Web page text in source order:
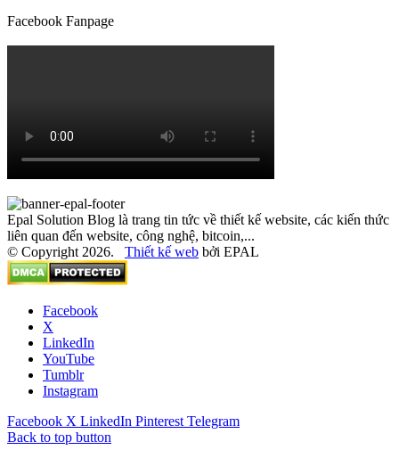
Facebook Fanpage
Epal Solution Blog là trang tin tức về thiết kế website, các kiến thức
liên quan đến website, công nghệ, bitcoin,...
© Copyright 2026. Thiết kế web bởi EPAL
Facebook
X
LinkedIn
YouTube
Tumblr
Instagram
Facebook X LinkedIn Pinterest Telegram
Back to top button